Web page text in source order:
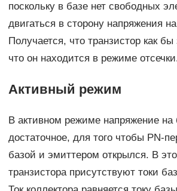
поскольку в базе нет свободных
двигаться в сторону напряжения
Получается, что транзистор как бы
что он находится в режиме
Активный режим
В активном режиме напряжение на
достаточное, для того чтобы PN-
базой и эмиттером открылся. В
транзистора присутствуют токи